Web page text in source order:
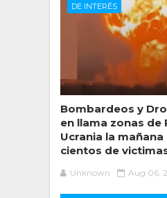
DE INTERÉS
Bombardeos y
en llama zonas de
Ucrania la
cientos de
Unknown Aug 06,